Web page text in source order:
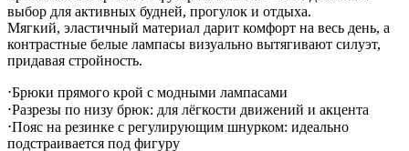
выбор для активных будней, прогулок и отдыха.
Мягкий, эластичный материал дарит комфорт на весь день, а
контрастные белые лампасы визуально вытягивают силуэт,
придавая стройность.
⋅Брюки прямого крой с модными лампасами
⋅Разрезы по низу брюк: для лёгкости движений и акцента
⋅Пояс на резинке с регулирующим шнурком: идеально
подстраивается под фигуру